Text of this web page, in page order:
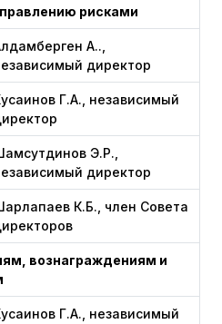
рисками
А.Ө.,
директор
Г.А., независимый
Э.Р.,
директор
К.Б., член Совета
вознаграждениям и
Г.А., независимый